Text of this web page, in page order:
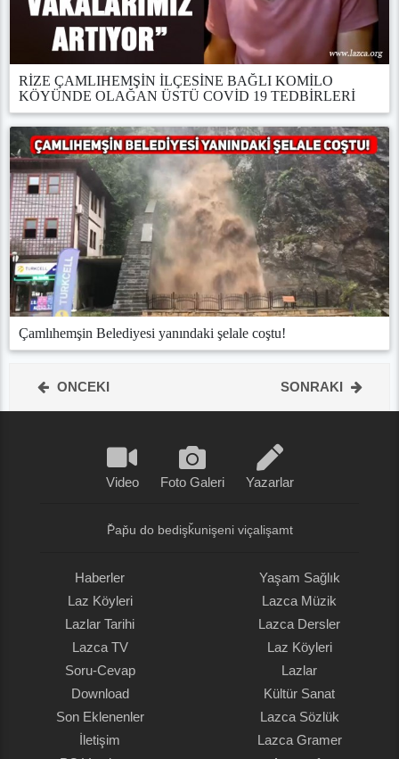
RİZE ÇAMLIHEMŞİN İLÇESİNE BAĞLI KOMİLO
KÖYÜNDE OLAĞAN ÜSTÜ COVİD 19 TEDBİRLERİ
Çamlıhemşin Belediyesi yanındaki şelale coştu!
ONCEKI SONRAKI
Video Foto Galeri Yazarlar
P̌ap̌u do bedişǩunişeni viçalişamt
Haberler
Laz Köyleri
Lazlar Tarihi
Lazca TV
Soru-Cevap
Download
Son Eklenenler
İletişim
Yaşam Sağlık
Lazca Müzik
Lazca Dersler
Laz Köyleri
Lazlar
Kültür Sanat
Lazca Sözlük
Lazca Gramer